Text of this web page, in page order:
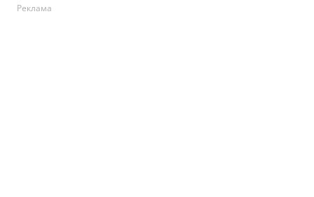
Реклама